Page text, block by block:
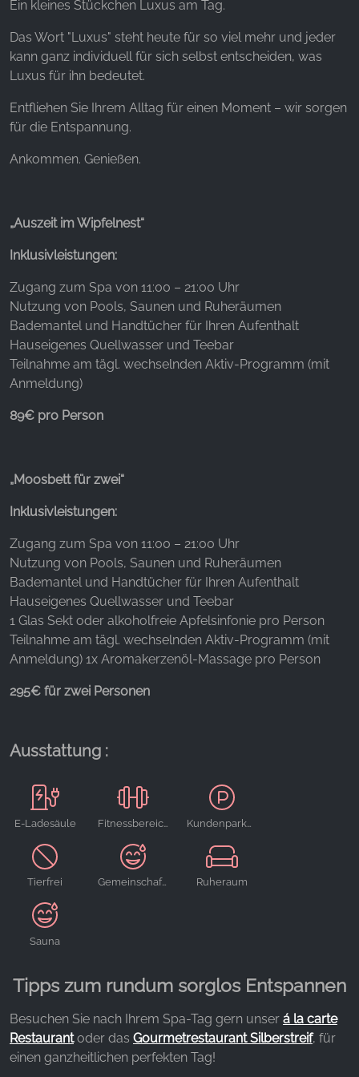
Ein kleines Stückchen Luxus am Tag.
Das Wort "Luxus" steht heute für so viel mehr und jeder
kann ganz individuell für sich selbst entscheiden, was
Luxus für ihn bedeutet.
Entfliehen Sie Ihrem Alltag für einen Moment – wir sorgen
für die Entspannung.
Ankommen. Genießen.
„Auszeit im Wipfelnest“
Inklusivleistungen:
Zugang zum Spa von 11:00 – 21:00 Uhr
Nutzung von Pools, Saunen und Ruheräumen
Bademantel und Handtücher für Ihren Aufenthalt
Hauseigenes Quellwasser und Teebar
Teilnahme am tägl. wechselnden Aktiv-Programm (mit
Anmeldung)
89€ pro Person
„Moosbett für zwei“
Inklusivleistungen:
Zugang zum Spa von 11:00 – 21:00 Uhr
Nutzung von Pools, Saunen und Ruheräumen
Bademantel und Handtücher für Ihren Aufenthalt
Hauseigenes Quellwasser und Teebar
1 Glas Sekt oder alkoholfreie Apfelsinfonie pro Person
Teilnahme am tägl. wechselnden Aktiv-Programm (mit
Anmeldung) 1x Aromakerzenöl-Massage pro Person
295€ für zwei Personen
Ausstattung :
E-Ladesäule Kundenparkplätze
Tierfrei Gemeinschaftssauna Ruheraum
Sauna
Tipps zum rundum sorglos Entspannen
Besuchen Sie nach Ihrem Spa-Tag gern unser á la carte
Restaurantoder das Gourmetrestaurant Silberstreif, für
einen ganzheitlichen perfekten Tag!
Facebook Pixel
Name:
Anbieter:
Facebook Ireland Ltd.
Cookie Laufzeit:
3 Monate - 1 Jahr
STATISTIK
Statistik Cookies erfassen Informationen anonym.
Diese Informationen helfen uns zu verstehen, wie
unsere Besucher unsere Website nutzen.
Anbieter:
Erhebung von Statistiken zur Website-Nutzung
Cookie Laufzeit:
24 Stunden - 2 Jahre
EXTERNE MEDIEN
Plattformen anzeigen zu können, werden von
YouTube